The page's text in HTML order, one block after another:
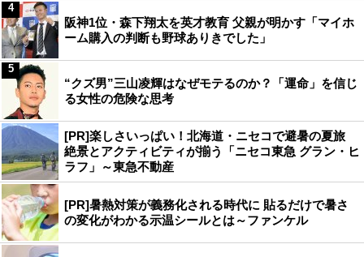
阪神1位・森下翔太を英才教育 父親が明かす「マイホ
ーム購入の判断も野球ありきでした」
4
“クズ男”三山凌輝はなぜモテるのか？「運命」を信じ
る女性の危険な思考
5
[PR]楽しさいっぱい！北海道・ニセコで避暑の夏旅
絶景とアクティビティが揃う「ニセコ東急 グラン・ヒ
ラフ」～東急不動産
[PR]暑熱対策が義務化される時代に 貼るだけで暑さ
の変化がわかる示温シールとは～ファンケル